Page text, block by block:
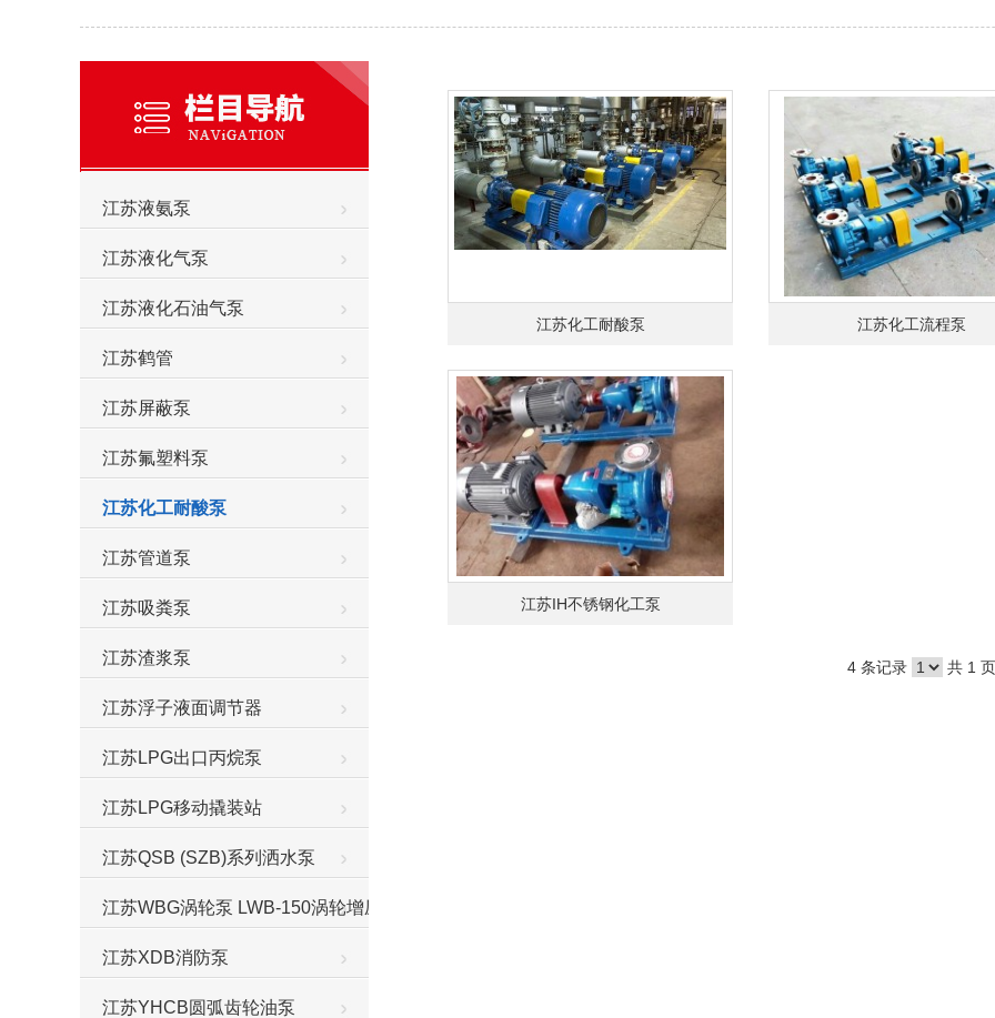
江苏液氨泵
江苏液化气泵
江苏液化石油气泵
江苏鹤管
江苏屏蔽泵
江苏氟塑料泵
江苏化工耐酸泵
江苏管道泵
江苏吸粪泵
江苏渣浆泵
江苏浮子液面调节器
江苏LPG出口丙烷泵
江苏LPG移动撬装站
江苏QSB (SZB)系列洒水泵
江苏WBG涡轮泵 LWB-150涡轮增压泵
江苏XDB消防泵
江苏YHCB圆弧齿轮油泵
江苏化工耐酸泵 江苏化工流程泵
江苏IH不锈钢化工泵
4 条记录 共 1 页